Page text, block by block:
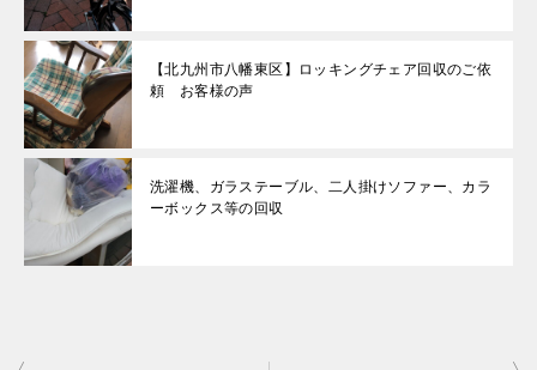
【北九州市八幡東区】ロッキングチェア回収のご依
頼 お客様の声
洗濯機、ガラステーブル、二人掛けソファー、カラ
ーボックス等の回収